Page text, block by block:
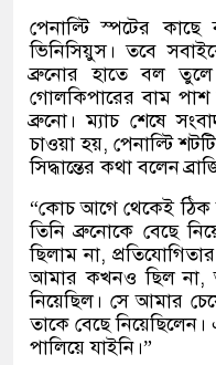
পেনাল্টি স্পটের কাছে
ভিনিসিয়ুস। তবে
ব্রুনোর হাতে বল
গোলকিপারের বাম পাশ
ব্রুনো। ম্যাচ শেষে
চাওয়া হয়,পেনাল্টি
সিদ্ধান্তের কথা বলেন
“কোচ আগে থেকেই ঠিক
তিনি ব্রুনোকে বেছে
ছিলাম না,
আমার কখনও ছিল না,
নিয়েছিল। সে আমার
তাকে বেছে
পালিয়ে যাইনি।”